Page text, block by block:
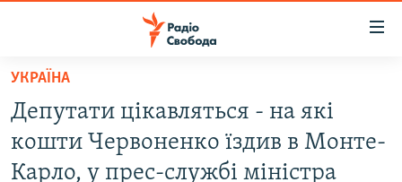
Перейти
основного
матеріалу
Перейти
ВСЕ ЗА ДОБУ
СТАТТІ
УКРАЇНА
Депутати цікавляться - на які
кошти Червоненко їздив в Монте-
Карло, у прес-службі міністра